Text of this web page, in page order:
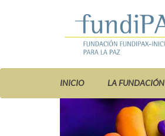
INICIO LA FUNDACIÓN